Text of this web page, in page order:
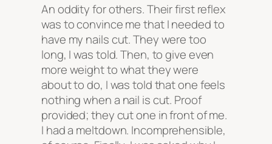
An oddity for others. Their first reflex
was to convince me that I needed to
have my nails cut. They were too
long, I was told. Then, to give even
more weight to what they were
about to do, I was told that one feels
nothing when a nail is cut. Proof
provided; they cut one in front of me.
I had a meltdown. Incomprehensible,